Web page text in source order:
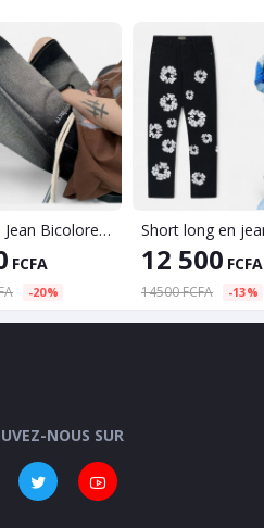
Short en Jean Bicolore Homme - Noir/Gris Délavé - Coupe Large - Cordon
FCFA
-20%
12 500 FCFA
14500 FCFA -13%
NOUS SUR